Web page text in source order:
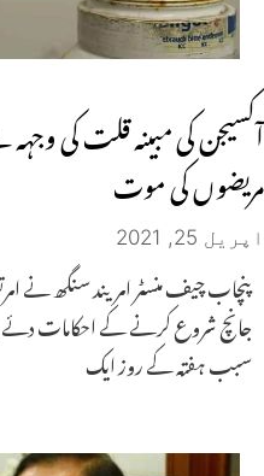
آکسیجن کی مبینہ قلت کی
مریضوں کی موت
اپریل 25, 2021
پنچاب چیف منسٹر امریند سنگھ نے
جانچ شروع کرنے کے احکامات دئے
سبب ہفتہ کے روز ایک